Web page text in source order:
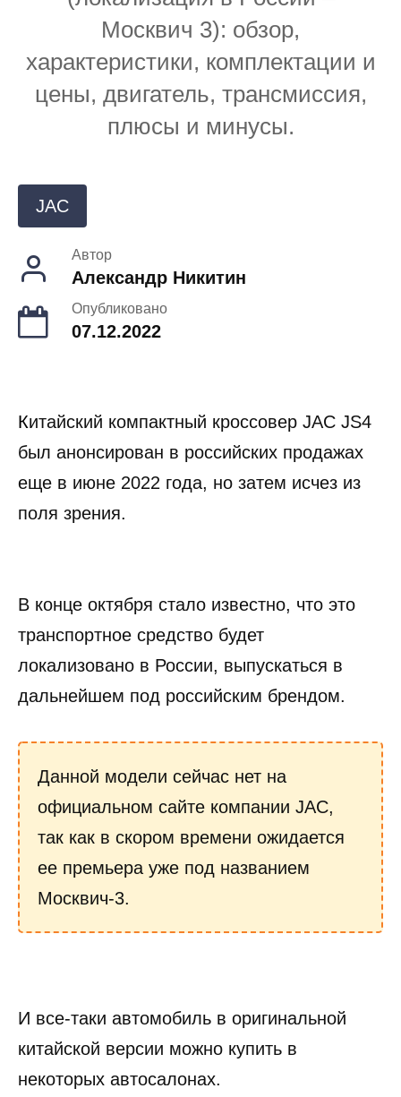
Москвич 3): обзор,
характеристики, комплектации и
цены, двигатель, трансмиссия,
плюсы и минусы.
JAC
Автор
Александр Никитин
Опубликовано
07.12.2022
Китайский компактный кроссовер JAC JS4
был анонсирован в российских продажах
еще в июне 2022 года, но затем исчез из
поля зрения.
В конце октября стало известно, что это
транспортное средство будет
локализовано в России, выпускаться в
дальнейшем под российским брендом.
Данной модели сейчас нет на
официальном сайте компании JAC,
так как в скором времени ожидается
ее премьера уже под названием
Москвич-3.
И все-таки автомобиль в оригинальной
китайской версии можно купить в
некоторых автосалонах.